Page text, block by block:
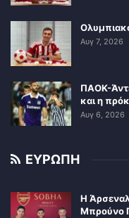
Αυγ 7, 2026
ΠΑΟΚ-
και η
Αυγ 6, 2026
ΕΥΡΩΠΗ
Η
Μπρούνο